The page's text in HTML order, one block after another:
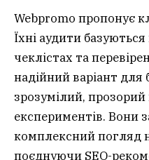
Webpromo пропонує
Їхні аудити
чеклістах та
надійний варіант для
зрозумілий,
експериментів. Вони
комплексний погляд
поєднуючи SEO-